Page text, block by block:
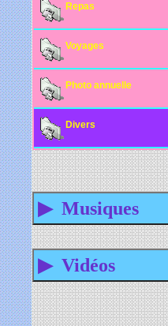
Repas
Voyages
Photo annuelle
Divers